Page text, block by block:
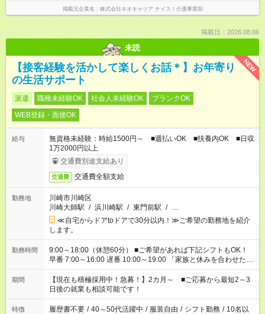
掲載元企業名 株式会社ネオキャリア ナイス！介護事業部
掲載日：2026.08.06
未読
NEW
【接客経験を活かして楽しくお話＊】お年寄り
の生活サポート
派遣 職種未経験OK 社会人未経験OK
ブランクOK
WEB登録・面接OK
給与
無資格未経験：時給1500円～ ■週払いOK ■扶養内OK ■日収
1万2000円以上
交通費別途支給あり
交通費 交通費全額支給
勤務地
川崎市川崎区
川崎大師駅 / 浜川崎駅 / 東門前駅 / …
≪自宅からドアtoドアで30分以内！≫ご希望の勤務地を紹介
します。
勤務時間
9:00～18:00（休憩60分） ■ご希望があれば下記シフトもOK！
早番 7:00～16:00 遅番 10:00～19:00 「家族と休みを合わせた
い」 「余裕を持って夕飯の準備がしたい」 「できれば残業はし
たくない」 など、ご希望を教えてくださいね。 ※Wワーク希望
の方へ 今ご覧のお仕事で希望する勤務時間と、もう1つのお仕事
の勤務時間。 合計で週40時間を超える場合は応募できません。
期間
【現在も積極採用中！急募！】2カ月～ ■ご応募から最短2～3
日後の就業も相談可能です！
特徴 履歴書不要 / 40～50代活躍中 / 服装自由 / シフト勤務 / 10名以